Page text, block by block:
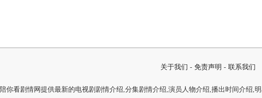
关于我们 - 免责声明 - 联系我们
陪你看剧情网提供最新的电视剧剧情介绍,分集剧情介绍,演员人物介绍,播出时间介绍,